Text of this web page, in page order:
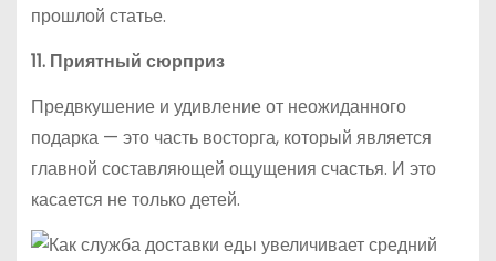
прошлой статье.
11. Приятный сюрприз
Предвкушение и удивление от неожиданного
подарка — это часть восторга, который является
главной составляющей ощущения счастья. И это
касается не только детей.